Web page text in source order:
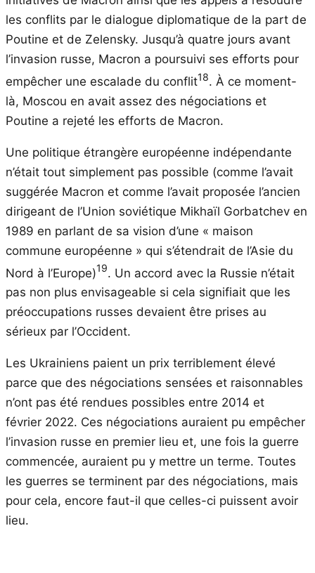
les conflits par le dialogue diplomatique de la part de
Poutine et de Zelensky. Jusqu’à quatre jours avant
l’invasion russe, Macron a poursuivi ses efforts pour
empêcher une escalade du conflit18. À ce moment-
là, Moscou en avait assez des négociations et
Poutine a rejeté les efforts de Macron.
Une politique étrangère européenne indépendante
n’était tout simplement pas possible (comme l’avait
suggérée Macron et comme l’avait proposée l’ancien
dirigeant de l’Union soviétique Mikhaïl Gorbatchev en
1989 en parlant de sa vision d’une « maison
commune européenne » qui s’étendrait de l’Asie du
Nord à l’Europe)19. Un accord avec la Russie n’était
pas non plus envisageable si cela signifiait que les
préoccupations russes devaient être prises au
sérieux par l’Occident.
Les Ukrainiens paient un prix terriblement élevé
parce que des négociations sensées et raisonnables
n’ont pas été rendues possibles entre 2014 et
février 2022. Ces négociations auraient pu empêcher
l’invasion russe en premier lieu et, une fois la guerre
commencée, auraient pu y mettre un terme. Toutes
les guerres se terminent par des négociations, mais
pour cela, encore faut-il que celles-ci puissent avoir
lieu.